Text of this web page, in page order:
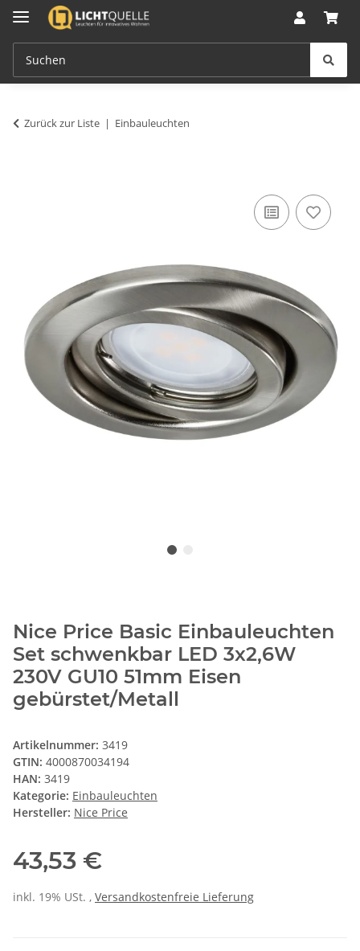
Zurück zur Liste Einbauleuchten
Nice Price Basic Einbauleuchten
Set schwenkbar LED 3x2,6W
230V GU10 51mm Eisen
gebürstet/Metall
Artikelnummer: 3419
GTIN: 4000870034194
HAN: 3419
Kategorie: Einbauleuchten
Hersteller: Nice Price
43,53 €
inkl. 19% USt. , Versandkostenfreie Lieferung